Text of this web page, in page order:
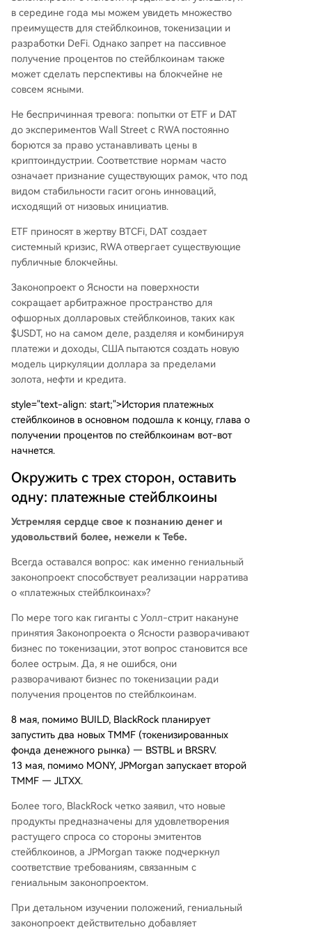
зовать токенизированные активы (как фонды
денежного рынка BlackRock BUIDL) в качеств
е резервов, создавая контролируемую экосис
тему, где стейблкоины служат розничным кон
ечным точкам для казначейских облигаций С
механизмов начисления процентов. Его цель
— перенаправить прибыль от процентов по с
тейблкоинам обратно в финансовую систему
США, поскольку базовыми активами должны б
ыть американские гособлигации. Это создает
давление на офшорные стейблкоины, такие к
ак USDT, и открывает новые арбитражные воз
аровых стейблкоинов. В конечном счете, оба з
аконопроекта стремятся создать самоподдер
живающуюся систему: стейблкоины стимулир
уются для глобального использования (плате
жи), но их доходность привязана к спросу на г
особлигации США, укрепляя доллар. DeFi и м
ежцепочечный арбитраж, однако, вероятно, п
родолжат находить лазейки в новых правила
в середине года мы можем увидеть множество
преимуществ для стейблкоинов, токенизации и
разработки DeFi. Однако запрет на пассивное
получение процентов по стейблкоинам также
может сделать перспективы на блокчейне не
совсем ясными.
Не беспричинная тревога: попытки от ETF и DAT
до экспериментов Wall Street с RWA постоянно
борются за право устанавливать цены в
криптоиндустрии. Соответствие нормам часто
означает признание существующих рамок, что под
видом стабильности гасит огонь инноваций,
исходящий от низовых инициатив.
ETF приносят в жертву BTCFi, DAT создает
системный кризис, RWA отвергает существующие
публичные блокчейны.
Законопроект о Ясности на поверхности
сокращает арбитражное пространство для
офшорных долларовых стейблкоинов, таких как
$USDT, но на самом деле, разделяя и комбинируя
платежи и доходы, США пытаются создать новую
модель циркуляции доллара за пределами
золота, нефти и кредита.
style="text-align: start;">История платежных
стейблкоинов в основном подошла к концу, глава о
получении процентов по стейблкоинам вот-вот
начнется.
Окружить с трех сторон, оставить
одну: платежные стейблкоины
Устремляя сердце свое к познанию денег и
удовольствий более, нежели к Тебе.
Всегда оставался вопрос: как именно гениальный
законопроект способствует реализации нарратива
о «платежных стейблкоинах»?
По мере того как гиганты с Уолл-стрит накануне
принятия Законопроекта о Ясности разворачивают
бизнес по токенизации, этот вопрос становится все
более острым. Да, я не ошибся, они
разворачивают бизнес по токенизации ради
получения процентов по стейблкоинам.
8 мая, помимо BUILD, BlackRock планирует
запустить два новых TMMF (токенизированных
фонда денежного рынка) — BSTBL и BRSRV.
13 мая, помимо MONY, JPMorgan запускает второй
TMMF — JLTXX.
Более того, BlackRock четко заявил, что новые
продукты предназначены для удовлетворения
растущего спроса со стороны эмитентов
стейблкоинов, а JPMorgan также подчеркнул
соответствие требованиям, связанным с
гениальным законопроектом.
При детальном изучении положений, гениальный
законопроект действительно добавляет